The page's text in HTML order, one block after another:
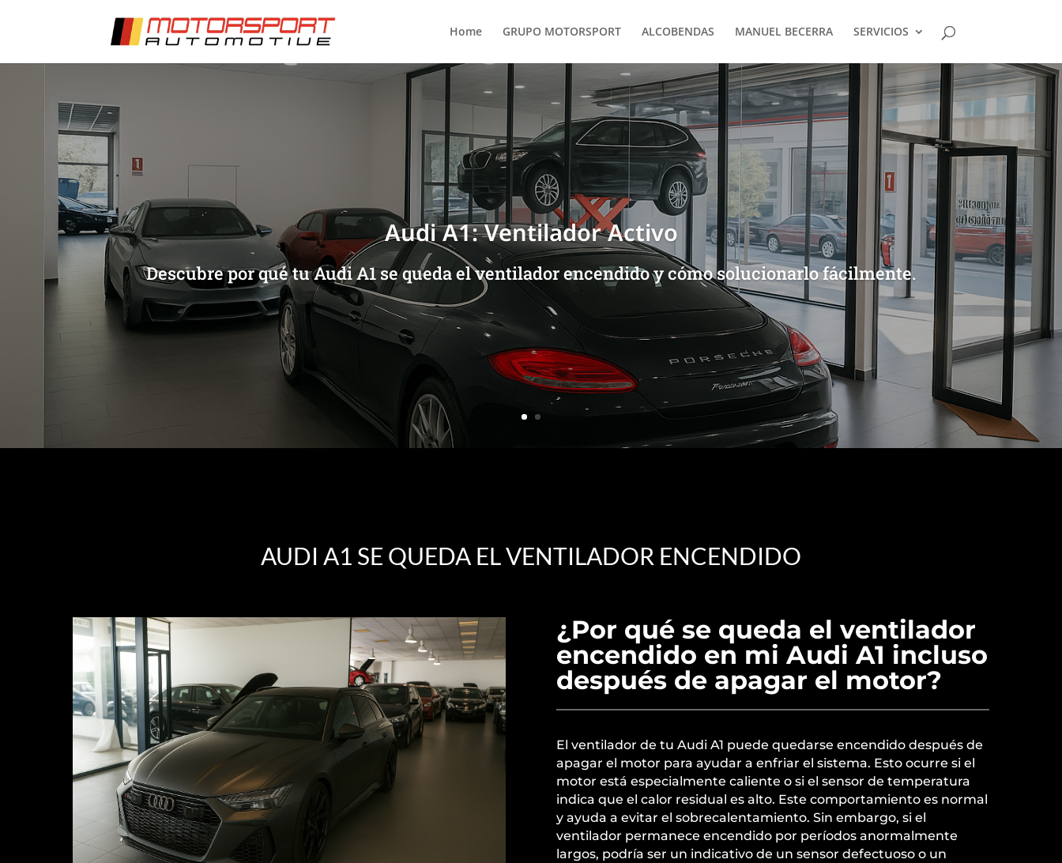
Home GRUPO MOTORSPORT ALCOBENDAS MANUEL BECERRA SERVICIOS
Audi A1: Ventilador Activo
Descubre por qué tu Audi A1 se queda el ventilador encendido y cómo solucionarlo fácilmente.
AUDI A1 SE QUEDA EL VENTILADOR ENCENDIDO
¿Por qué se queda el ventilador
encendido en mi Audi A1 incluso
después de apagar el motor?
El ventilador de tu Audi A1 puede quedarse encendido después de
apagar el motor para ayudar a enfriar el sistema. Esto ocurre si el
motor está especialmente caliente o si el sensor de temperatura
indica que el calor residual es alto. Este comportamiento es normal
y ayuda a evitar el sobrecalentamiento. Sin embargo, si el
ventilador permanece encendido por períodos anormalmente
largos, podría ser un indicativo de un sensor defectuoso o un